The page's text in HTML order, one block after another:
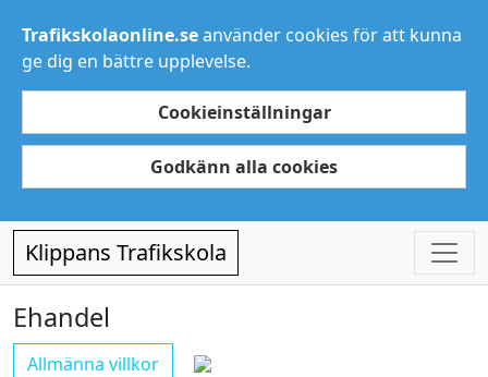
Trafikskolaonline.seanvänder cookies för att kunna
ge dig en bättre upplevelse.
Cookieinställningar
Godkänn alla cookies
Klippans Trafikskola
Ehandel
Allmänna villkor